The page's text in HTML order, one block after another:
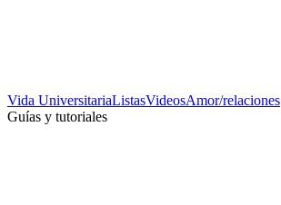
Vida UniversitariaListasVideosAmor/relaciones
Guías y tutoriales